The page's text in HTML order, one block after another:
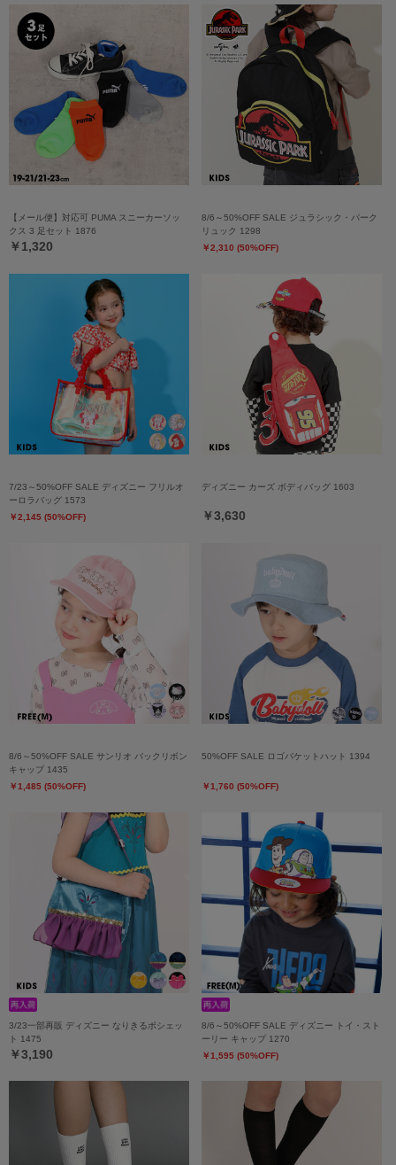
【メール便】対応可 PUMA スニーカーソッ
クス 3 足セット 1876
￥1,320
8/6～50%OFF SALE ジュラシック・パーク
リュック 1298
￥2,310 (50%OFF)
7/23～50%OFF SALE ディズニー フリルオ
ーロラバッグ 1573
￥2,145 (50%OFF)
ディズニー カーズ ボディバッグ 1603
￥3,630
8/6～50%OFF SALE サンリオ バックリボン
キャップ 1435
￥1,485 (50%OFF)
50%OFF SALE ロゴバケットハット 1394
￥1,760 (50%OFF)
3/23一部再販 ディズニー なりきるポシェッ
ト 1475
￥3,190
8/6～50%OFF SALE ディズニー トイ・スト
ーリー キャップ 1270
￥1,595 (50%OFF)